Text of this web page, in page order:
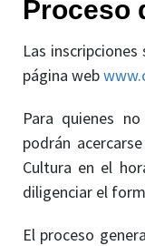
Proceso
Las
página web
Para quienes
podrán
Cultura en el
diligenciar el
El proceso